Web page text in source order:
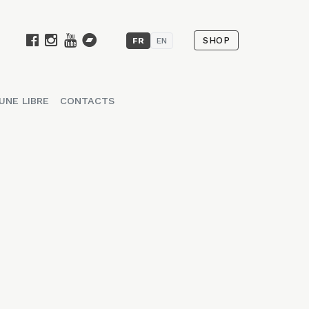
FR EN SHOP
LIBRE CONTACTS